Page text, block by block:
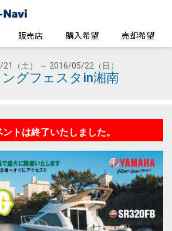
販売店 購入希望 売却希望
（土） ～ 2016/05/22（日）
グフェスタin湘南
トは終了いたしました。